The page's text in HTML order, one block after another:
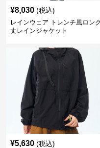
¥8,030 (税込)
レインウェア トレンチ風ロン
丈レインジャケット
¥5,630 (税込)